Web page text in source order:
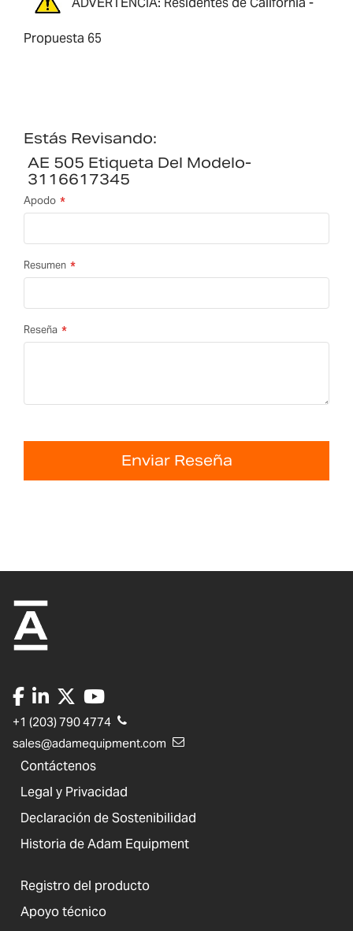
Propuesta 65
Estás Revisando:
AE 505 Etiqueta Del Modelo-
3116617345
Apodo
Resumen
Reseña
Enviar Reseña
+1 (203) 790 4774
sales@adamequipment.com
Contáctenos
Legal y Privacidad
Declaración de Sostenibilidad
Historia de Adam Equipment
Registro del producto
Apoyo técnico